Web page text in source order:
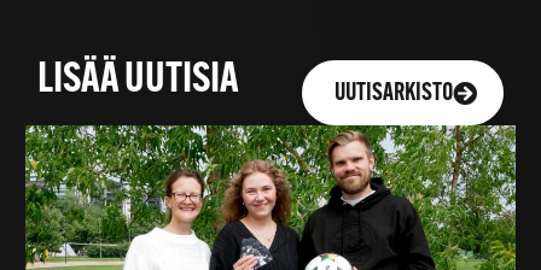
LISÄÄ UUTISIA UUTISARKISTO